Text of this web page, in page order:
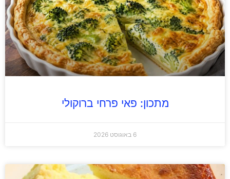
מתכון: פאי פרחי ברוקולי
6 באוגוסט 2026